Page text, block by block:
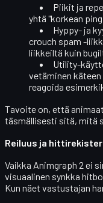
Piikit ja
yhtä "korkean
Hyppy- ja
crouch spam -
liikkeiltä kuin
Utility-
vetäminen
reagoida
Tavoite on, että
täsmällisesti sitä, mitä
Reiluus ja
Vaikka Animgraph 2 ei
visuaalinen synkka
Kun näet vastustajan